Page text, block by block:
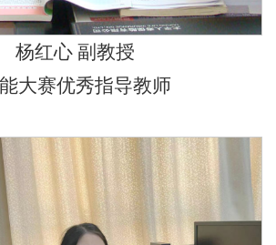
杨红心 副教授
大赛优秀指导教师